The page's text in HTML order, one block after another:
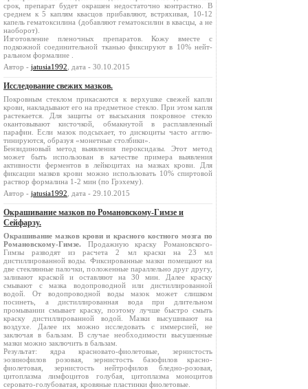
срок, препарат будет окрашен недостаточно контрастно. В
среднем к 5 каплям квасцов прибавляют, встряхивая, 10-12
капель гематоксилина (добавляют гематоксилин в квасцы, а не
наоборот).
Изготовление пленочных препаратов. Кожу вместе с
подкожной соединительной тканью фиксируют в 10% нейт­
ральном формалине .
Автор - jatusia1992 , дата - 30.10.2015
Исследование свежих мазков.
Покровным стеклом прикасаются к верхушке свежей капли
крови, накладывают его на предметное стекло. При этом капля
растекается. Для защиты от высыхания покровное стекло
окантовывают кисточкой, обмакнутой в расплав­ленный
парафин. Если мазок подсыхает, то дискоциты часто агглю­
тинируются, образуя «монетные столбики».
Бензидиновый метод выявления пероксидазы. Этот метод
может быть использован в качестве примера выявления
активности ферментов в лейкоцитах на мазках крови. Для
фиксации мазков крови можно использовать 10% спиртовой
раствор формалина 1-2 мин (по Грэхему).
Автор - jatusia1992 , дата - 29.10.2015
Окрашивание мазков по Романовскому-Гимзе и
Сейфарзу.
Окрашивание мазков крови и красного костного мозга по
Романовскому-Гимзе. Продажную краску Романовского-
Гимзы разводят из расчета 2 мл краски на 23 мл
дистиллированной воды. Фиксированные мазки помещают на
две стеклянные палочки, положенные параллельно друг другу,
заливают краской и оставляют на 30 мин. Далее краску
смывают с мазка водопроводной или дистиллированной
водой. От водопроводной воды мазок может слишком
посинеть, а дистиллированная вода при длительном
промывании смывает краску, поэтому лучше быстро смыть
краску дистиллированной водой. Мазки высушивают на
воздухе. Далее их можно исследовать с иммерсией, не
заключая в бальзам. В случае необходимости высушенные
мазки можно заключить в бальзам.
Результат: ядра красновато-фиолетовые, зернистость
эозинофилов розовая, зернистость базофилов красно-
фиолетовая, зернистость нейтрофилов бледно-розовая,
цитоплазма лимфоцитов голубая, цитоплазма моноцитов
серовато-голубоватая, кровяные пластинки фиолетовые.